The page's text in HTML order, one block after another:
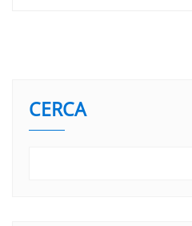
CERCA